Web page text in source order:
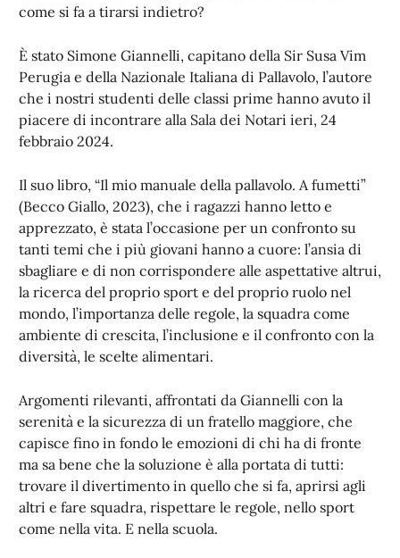
come si fa a tirarsi indietro?
È stato Simone Giannelli, capitano della Sir Susa Vim
Perugia e della Nazionale Italiana di Pallavolo, l’autore
che i nostri studenti delle classi prime hanno avuto il
piacere di incontrare alla Sala dei Notari ieri, 24
febbraio 2024.
Il suo libro, “Il mio manuale della pallavolo. A fumetti”
(Becco Giallo, 2023), che i ragazzi hanno letto e
apprezzato, è stata l’occasione per un confronto su
tanti temi che i più giovani hanno a cuore: l’ansia di
sbagliare e di non corrispondere alle aspettative altrui,
la ricerca del proprio sport e del proprio ruolo nel
mondo, l’importanza delle regole, la squadra come
ambiente di crescita, l’inclusione e il confronto con la
diversità, le scelte alimentari.
Argomenti rilevanti, affrontati da Giannelli con la
serenità e la sicurezza di un fratello maggiore, che
capisce fino in fondo le emozioni di chi ha di fronte
ma sa bene che la soluzione è alla portata di tutti:
trovare il divertimento in quello che si fa, aprirsi agli
altri e fare squadra, rispettare le regole, nello sport
come nella vita. E nella scuola.